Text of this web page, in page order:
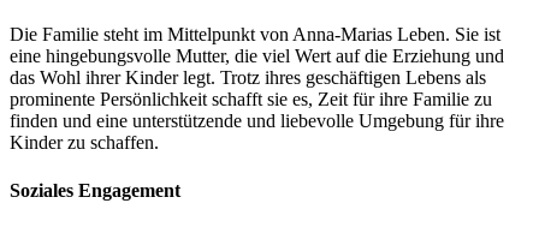
Die Familie steht im Mittelpunkt von Anna-Marias Leben. Sie ist
eine hingebungsvolle Mutter, die viel Wert auf die Erziehung und
das Wohl ihrer Kinder legt. Trotz ihres geschäftigen Lebens als
prominente Persönlichkeit schafft sie es, Zeit für ihre Familie zu
finden und eine unterstützende und liebevolle Umgebung für ihre
Kinder zu schaffen.
Soziales Engagement